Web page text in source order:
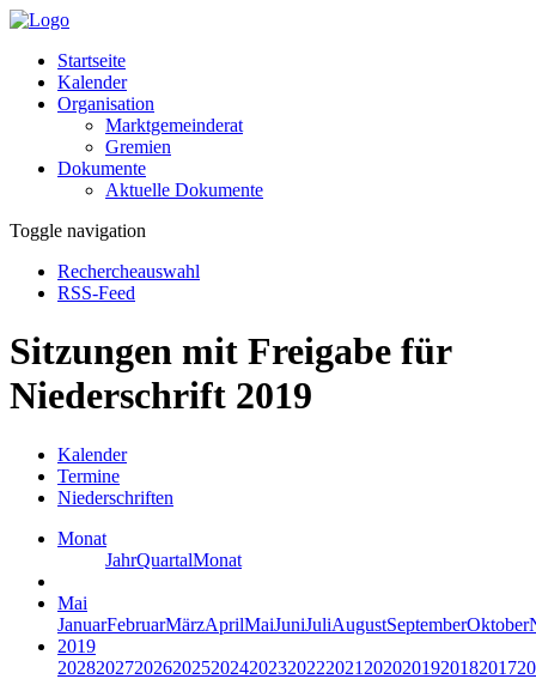
Startseite
Kalender
Organisation
Marktgemeinderat
Gremien
Dokumente
Aktuelle Dokumente
Toggle navigation
Rechercheauswahl
RSS-Feed
Sitzungen mit Freigabe für
Niederschrift 2019
Kalender
Termine
Niederschriften
Monat
JahrQuartalMonat
Mai
JanuarFebruarMärzAprilMaiJuniJuliAugustSeptemberOktober
2019
20282027202620252024202320222021 2020201920182017